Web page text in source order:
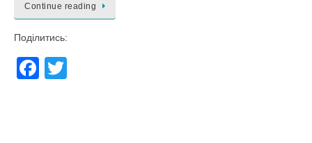
Continue reading
Поділитись:
F